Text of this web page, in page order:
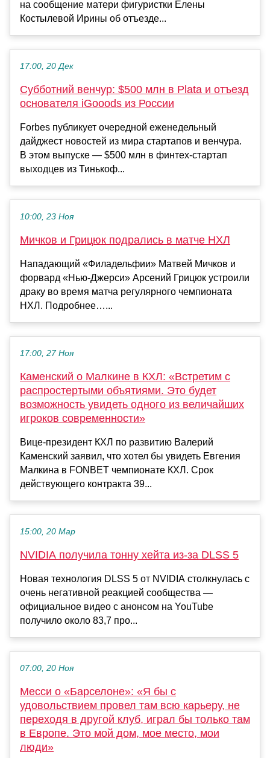
на сообщение матери фигуристки Елены
Костылевой Ирины об отъезде...
17:00, 20 Дек
Субботний венчур: $500 млн в Plata и отъезд
основателя iGooods из России
Forbes публикует очередной еженедельный
дайджест новостей из мира стартапов и венчура.
В этом выпуске — $500 млн в финтех-стартап
выходцев из Тинькоф...
10:00, 23 Ноя
Мичков и Грицюк подрались в матче НХЛ
Нападающий «Филадельфии» Матвей Мичков и
форвард «Нью‑Джерси» Арсений Грицюк устроили
драку во время матча регулярного чемпионата
НХЛ. Подробнее…...
17:00, 27 Ноя
Каменский о Малкине в КХЛ: «Встретим с
распростертыми объятиями. Это будет
возможность увидеть одного из величайших
игроков современности»
Вице-президент КХЛ по развитию Валерий
Каменский заявил, что хотел бы увидеть Евгения
Малкина в FONBET чемпионате КХЛ. Срок
действующего контракта 39...
15:00, 20 Мар
NVIDIA получила тонну хейта из-за DLSS 5
Новая технология DLSS 5 от NVIDIA столкнулась с
очень негативной реакцией сообщества —
официальное видео с анонсом на YouTube
получило около 83,7 про...
07:00, 20 Ноя
Месси о «Барселоне»: «Я бы с
удовольствием провел там всю карьеру, не
переходя в другой клуб, играл бы только там
в Европе. Это мой дом, мое место, мои
люди»